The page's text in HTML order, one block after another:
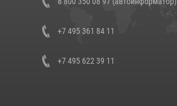
+7 495 361 84 11
+7 495 622 39 11